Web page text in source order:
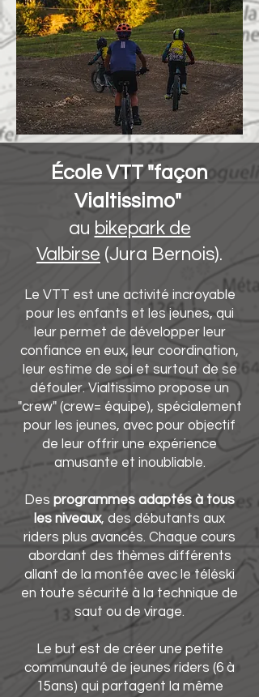
École VTT "façon
Vialtissimo"
au bikepark de
Valbirse (Jura Bernois).
Le VTT est une activité incroyable
pour les enfants et les jeunes, qui
leur permet de développer leur
confiance en eux, leur coordination,
leur estime de soi et surtout de se
défouler. Vialtissimo propose un
"crew" (crew= équipe), spécialement
pour les jeunes, avec pour objectif
de leur offrir une expérience
amusante et inoubliable.
Des programmes adaptés à tous
les niveaux, des débutants aux
riders plus avancés. Chaque cours
abordant des thèmes différents
allant de la montée avec le téléski
en toute sécurité à la technique de
saut ou de virage.
Le but est de créer une petite
communauté de jeunes riders (6 à
15ans) qui partagent la même